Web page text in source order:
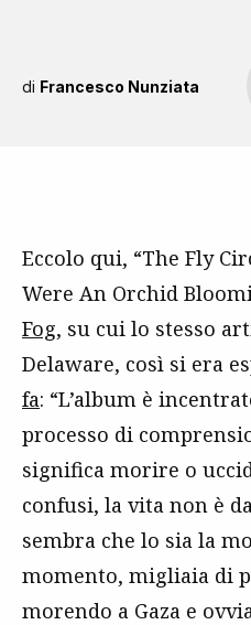
di Francesco Nunziata
Eccolo qui, “The Fly
Were An Orchid
Fog, su cui lo stesso
Delaware, così si era
fa: “L’album è
processo di
significa morire o
confusi, la vita non è
sembra che lo sia la
momento, migliaia di
morendo a Gaza e